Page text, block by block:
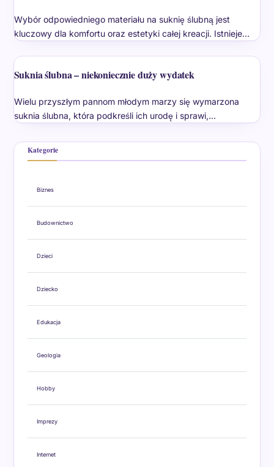
Wybór odpowiedniego materiału na suknię ślubną jest
kluczowy dla komfortu oraz estetyki całej kreacji. Istnieje…
Suknia ślubna – niekoniecznie duży wydatek
Wielu przyszłym pannom młodym marzy się wymarzona
suknia ślubna, która podkreśli ich urodę i sprawi,…
Kategorie
Biznes
Budownictwo
Dzieci
Dziecko
Edukacja
Geologia
Hobby
Imprezy
Internet